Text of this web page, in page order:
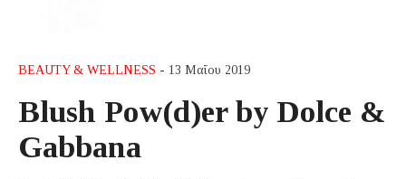
BEAUTY & WELLNESS - 13 Μαΐου 2019
Blush Pow(d)er by Dolce &
Gabbana